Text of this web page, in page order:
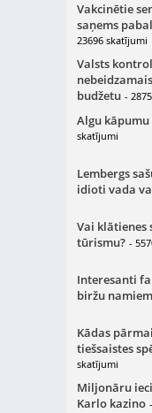
Vakcinētie
saņems
23696 skatījumi
Valsts
budžetu -
Algu
skatījumi
Lembergs
idioti vada
Vai klātienes
tūrismu? -
Interesanti
biržu
Kādas
tiešsaistes
skatījumi
Miljonāru
Karlo kazino